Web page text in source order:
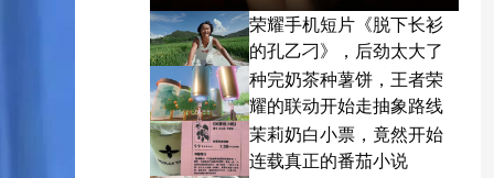
荣耀手机短片《脱下长衫
的孔乙刁》，后劲太大了
种完奶茶种薯饼，王者荣
耀的联动开始走抽象路线
茉莉奶白小票，竟然开始
连载真正的番茄小说